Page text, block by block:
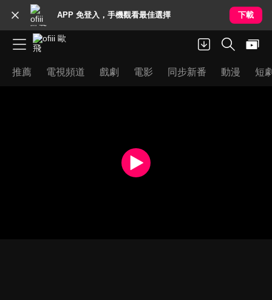
APP 免登入，手機觀看最佳選擇 下載
推薦 電視頻道 戲劇 電影 同步新番 動漫 短